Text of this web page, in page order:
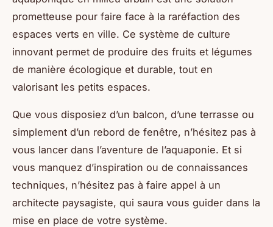
prometteuse pour faire face à la raréfaction des
espaces verts en ville. Ce système de culture
innovant permet de produire des fruits et légumes
de manière écologique et durable, tout en
valorisant les petits espaces.
Que vous disposiez d’un balcon, d’une terrasse ou
simplement d’un rebord de fenêtre, n’hésitez pas à
vous lancer dans l’aventure de l’aquaponie. Et si
vous manquez d’inspiration ou de connaissances
techniques, n’hésitez pas à faire appel à un
architecte paysagiste, qui saura vous guider dans la
mise en place de votre système.